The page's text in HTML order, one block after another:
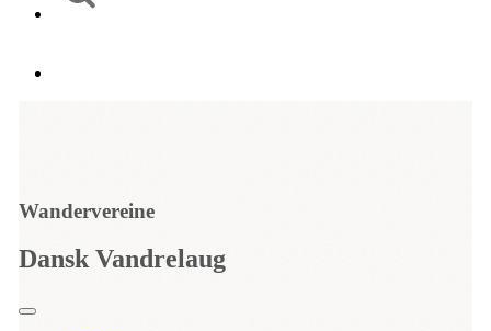
Wandervereine
Dansk Vandrelaug